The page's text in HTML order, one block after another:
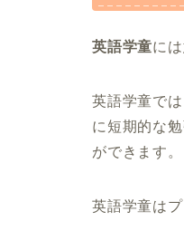
英語学童に
英語学童で
に短期的な
ができます。
英語学童は